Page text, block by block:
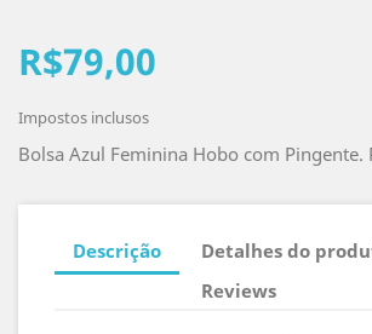
R$79,00
Impostos inclusos
Bolsa Azul Feminina Hobo com Pingente.
Descrição
Detalhes do
Reviews